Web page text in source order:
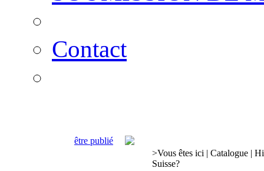
Contact
être publié
>Vous êtes ici | Catalogue |
Suisse?